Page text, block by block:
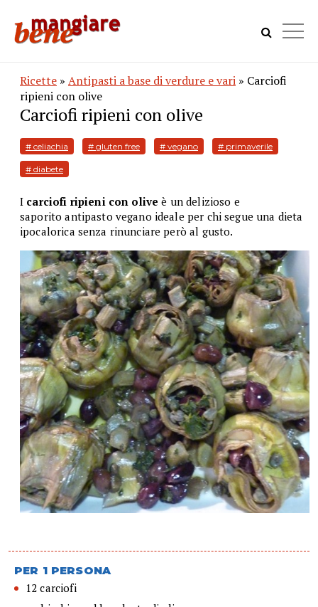
Ricette » Antipasti a base di verdure e vari » Carciofi
ripieni con olive
Carciofi ripieni con olive
# celiachia # gluten free # vegano # primaverile
# diabete
I carciofi ripieni con olive è un delizioso e
saporito antipasto vegano ideale per chi segue una dieta
ipocalorica senza rinunciare però al gusto.
PER 1 PERSONA
12 carciofi